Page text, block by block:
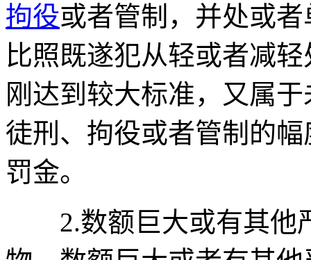
拘役或者管制，并处或者
比照既遂犯从轻或者减
刚达到较大标准，又属
徒刑、拘役或者管制的
罚金。
2.数额巨大或有其他